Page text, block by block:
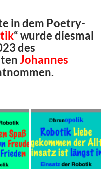
in dem Poetry-
“ wurde diesmal
des
Johannes